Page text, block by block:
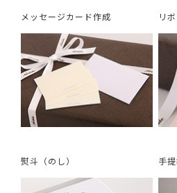
メッセージカード作成 リ
熨斗（のし） 手